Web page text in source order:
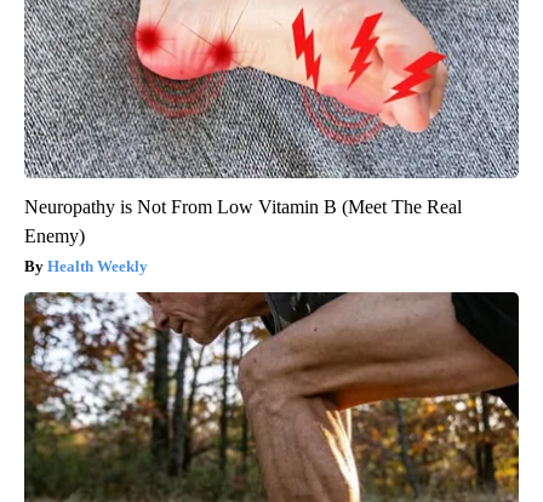
Neuropathy is Not From Low Vitamin B (Meet The Real
Enemy)
Health Weekly